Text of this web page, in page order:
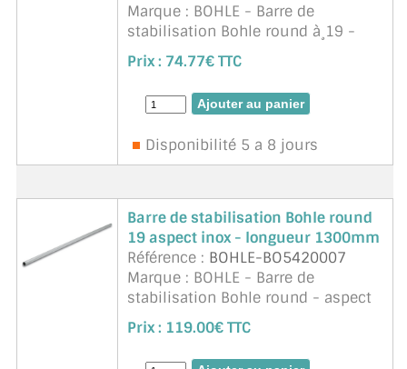
Marque : BOHLE - Barre de
stabilisation Bohle round à¸19 -
aspect inox brossé.
Diamètre 19mm.
Matériau : laiton.
Prix : 74.77€ TTC
Disponibilité 5 a 8 jours
Barre de stabilisation Bohle round
19 aspect inox - longueur 1300mm
Référence : BOHLE-BO5420007
Marque : BOHLE - Barre de
stabilisation Bohle round - aspect
inox brossé.
Diamètre 19mm.
Matériau : laiton.
Prix : 119.00€ TTC